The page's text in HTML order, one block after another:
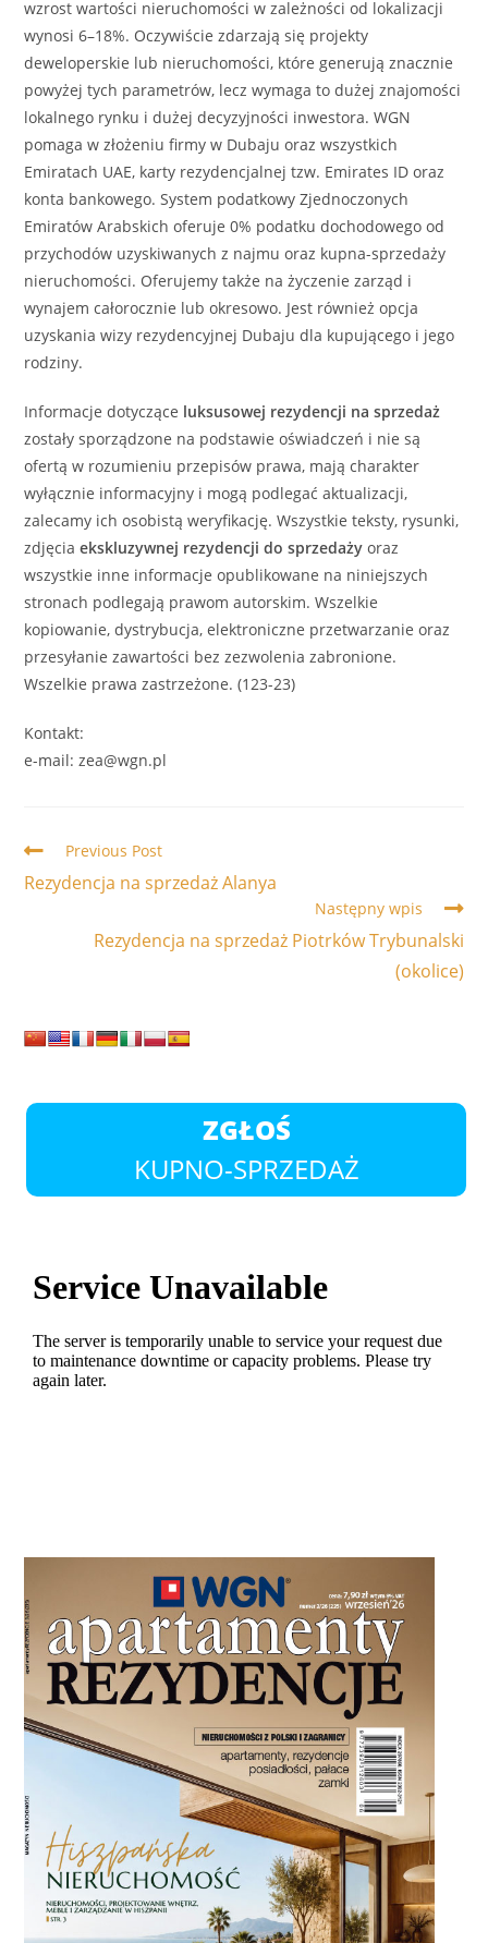
wzrost wartości nieruchomości w zależności od lokalizacji
wynosi 6–18%. Oczywiście zdarzają się projekty
deweloperskie lub nieruchomości, które generują znacznie
powyżej tych parametrów, lecz wymaga to dużej znajomości
lokalnego rynku i dużej decyzyjności inwestora. WGN
pomaga w złożeniu firmy w Dubaju oraz wszystkich
Emiratach UAE, karty rezydencjalnej tzw. Emirates ID oraz
konta bankowego. System podatkowy Zjednoczonych
Emiratów Arabskich oferuje 0% podatku dochodowego od
przychodów uzyskiwanych z najmu oraz kupna-sprzedaży
nieruchomości. Oferujemy także na życzenie zarząd i
wynajem całorocznie lub okresowo. Jest również opcja
uzyskania wizy rezydencyjnej Dubaju dla kupującego i jego
rodziny.
Informacje dotyczące luksusowej rezydencji na sprzedaż
zostały sporządzone na podstawie oświadczeń i nie są
ofertą w rozumieniu przepisów prawa, mają charakter
wyłącznie informacyjny i mogą podlegać aktualizacji,
zalecamy ich osobistą weryfikację. Wszystkie teksty, rysunki,
zdjęciaekskluzywnej rezydencji do sprzedaży oraz
wszystkie inne informacje opublikowane na niniejszych
stronach podlegają prawom autorskim. Wszelkie
kopiowanie, dystrybucja, elektroniczne przetwarzanie oraz
przesyłanie zawartości bez zezwolenia zabronione.
Wszelkie prawa zastrzeżone. (123-23)
Kontakt:
e-mail: zea@wgn.pl
Read
articles
Previous Post
Rezydencja na sprzedaż Alanya
Następny wpis
Rezydencja na sprzedaż Piotrków Trybunalski
(okolice)
ZGŁOŚ
KUPNO-SPRZEDAŻ